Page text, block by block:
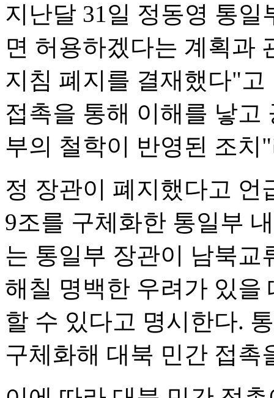
지난달 31일 정동영 통
면 허용하겠다는 계획과
지침 폐지를 결재했다"
접촉을 통해 이해를 낳고
부의 철학이 반영된 조치
정 장관이 폐지했다고 언
9조를 구체화한 통일부
는 통일부 장관이 남북교
해칠 명백한 우려가 있을
할 수 있다고 명시한다.
구체화해 대북 민간 접촉